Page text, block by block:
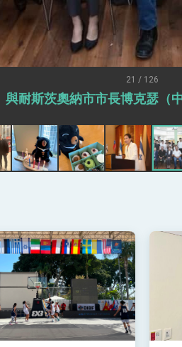
成「臺美對等貿易協定」簽署
利戰略地位 全力支持「臺美對等貿易
位實力，達成固邦榮邦目標
策略小組」跨部會會議
「總合外交」與台歐美日關係深化
總統以「韌性之島，希望之光」為題發表2026新 年談話
團結 迎風轉型 穩健前行
21 / 126
耐斯茨奧納市市長博克瑟（